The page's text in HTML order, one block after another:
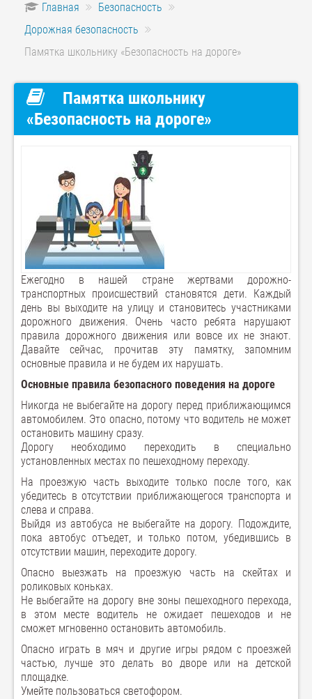
Главная
Безопасность
Дорожная безопасность
Памятка школьнику «Безопасность на дороге»
Памятка школьнику
«Безопасность на дороге»
Ежегодно в нашей стране жертвами дорожно-
транспортных происшествий становятся дети. Каждый
день вы выходите на улицу и становитесь участниками
дорожного движения. Очень часто ребята нарушают
правила дорожного движения или вовсе их не знают.
Давайте сейчас, прочитав эту памятку, запомним
основные правила и не будем их нарушать.
Основные правила безопасного поведения на дороге
Никогда не выбегайте на дорогу перед приближающимся
автомобилем. Это опасно, потому что водитель не может
остановить машину сразу.
Дорогу необходимо переходить в специально
установленных местах по пешеходному переходу.
На проезжую часть выходите только после того, как
убедитесь в отсутствии приближающегося транспорта и
слева и справа.
Выйдя из автобуса не выбегайте на дорогу. Подождите,
пока автобус отъедет, и только потом, убедившись в
отсутствии машин, переходите дорогу.
Опасно выезжать на проезжую часть на скейтах и
роликовых коньках.
Не выбегайте на дорогу вне зоны пешеходного перехода,
в этом месте водитель не ожидает пешеходов и не
сможет мгновенно остановить автомобиль.
Опасно играть в мяч и другие игры рядом с проезжей
частью, лучше это делать во дворе или на детской
площадке.
Умейте пользоваться светофором.